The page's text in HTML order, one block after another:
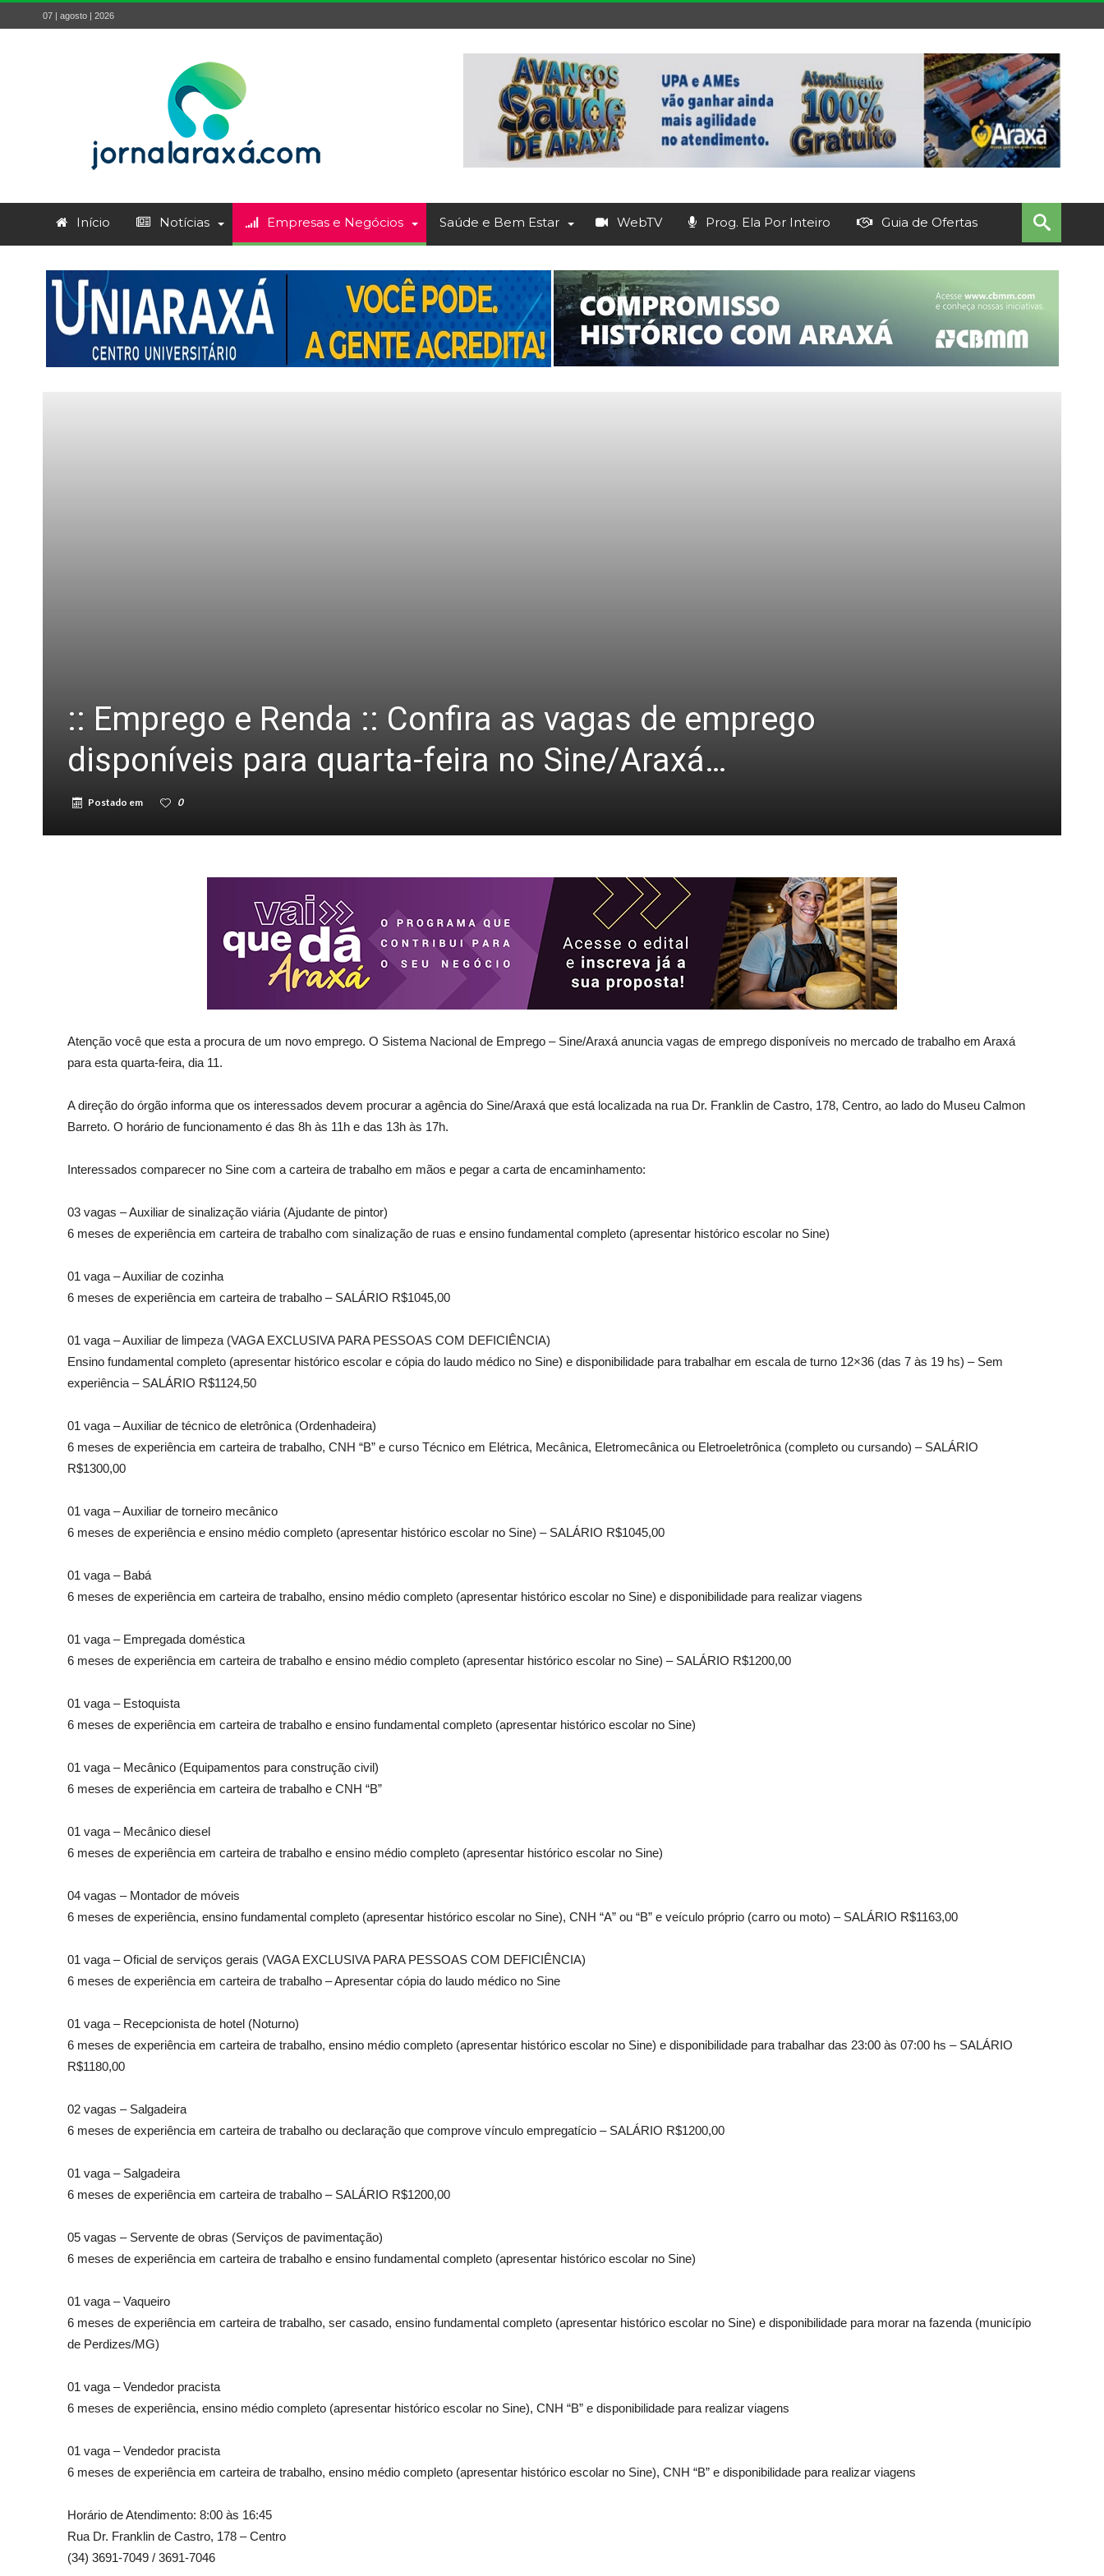
07 | agosto | 2026
Início Notícias Empresas e Negócios Saúde e Bem Estar WebTV Prog. Ela Por Inteiro Guia de Ofertas
:: Emprego e Renda :: Confira as vagas de emprego
disponíveis para quarta-feira no Sine/Araxá…
Postado em 0
Atenção você que esta a procura de um novo emprego. O Sistema Nacional de Emprego – Sine/Araxá anuncia vagas de emprego disponíveis no mercado de trabalho em Araxá
para esta quarta-feira, dia 11.
A direção do órgão informa que os interessados devem procurar a agência do Sine/Araxá que está localizada na rua Dr. Franklin de Castro, 178, Centro, ao lado do Museu Calmon
Barreto. O horário de funcionamento é das 8h às 11h e das 13h às 17h.
Interessados comparecer no Sine com a carteira de trabalho em mãos e pegar a carta de encaminhamento:
03 vagas – Auxiliar de sinalização viária (Ajudante de pintor)
6 meses de experiência em carteira de trabalho com sinalização de ruas e ensino fundamental completo (apresentar histórico escolar no Sine)
01 vaga – Auxiliar de cozinha
6 meses de experiência em carteira de trabalho – SALÁRIO R$1045,00
01 vaga – Auxiliar de limpeza (VAGA EXCLUSIVA PARA PESSOAS COM DEFICIÊNCIA)
Ensino fundamental completo (apresentar histórico escolar e cópia do laudo médico no Sine) e disponibilidade para trabalhar em escala de turno 12×36 (das 7 às 19 hs) – Sem
experiência – SALÁRIO R$1124,50
01 vaga – Auxiliar de técnico de eletrônica (Ordenhadeira)
6 meses de experiência em carteira de trabalho, CNH “B” e curso Técnico em Elétrica, Mecânica, Eletromecânica ou Eletroeletrônica (completo ou cursando) – SALÁRIO
R$1300,00
01 vaga – Auxiliar de torneiro mecânico
6 meses de experiência e ensino médio completo (apresentar histórico escolar no Sine) – SALÁRIO R$1045,00
01 vaga – Babá
6 meses de experiência em carteira de trabalho, ensino médio completo (apresentar histórico escolar no Sine) e disponibilidade para realizar viagens
01 vaga – Empregada doméstica
6 meses de experiência em carteira de trabalho e ensino médio completo (apresentar histórico escolar no Sine) – SALÁRIO R$1200,00
01 vaga – Estoquista
6 meses de experiência em carteira de trabalho e ensino fundamental completo (apresentar histórico escolar no Sine)
01 vaga – Mecânico (Equipamentos para construção civil)
6 meses de experiência em carteira de trabalho e CNH “B”
01 vaga – Mecânico diesel
6 meses de experiência em carteira de trabalho e ensino médio completo (apresentar histórico escolar no Sine)
04 vagas – Montador de móveis
6 meses de experiência, ensino fundamental completo (apresentar histórico escolar no Sine), CNH “A” ou “B” e veículo próprio (carro ou moto) – SALÁRIO R$1163,00
01 vaga – Oficial de serviços gerais (VAGA EXCLUSIVA PARA PESSOAS COM DEFICIÊNCIA)
6 meses de experiência em carteira de trabalho – Apresentar cópia do laudo médico no Sine
01 vaga – Recepcionista de hotel (Noturno)
6 meses de experiência em carteira de trabalho, ensino médio completo (apresentar histórico escolar no Sine) e disponibilidade para trabalhar das 23:00 às 07:00 hs – SALÁRIO
R$1180,00
02 vagas – Salgadeira
6 meses de experiência em carteira de trabalho ou declaração que comprove vínculo empregatício – SALÁRIO R$1200,00
01 vaga – Salgadeira
6 meses de experiência em carteira de trabalho – SALÁRIO R$1200,00
05 vagas – Servente de obras (Serviços de pavimentação)
6 meses de experiência em carteira de trabalho e ensino fundamental completo (apresentar histórico escolar no Sine)
01 vaga – Vaqueiro
6 meses de experiência em carteira de trabalho, ser casado, ensino fundamental completo (apresentar histórico escolar no Sine) e disponibilidade para morar na fazenda (município
de Perdizes/MG)
01 vaga – Vendedor pracista
6 meses de experiência, ensino médio completo (apresentar histórico escolar no Sine), CNH “B” e disponibilidade para realizar viagens
01 vaga – Vendedor pracista
6 meses de experiência em carteira de trabalho, ensino médio completo (apresentar histórico escolar no Sine), CNH “B” e disponibilidade para realizar viagens
Horário de Atendimento: 8:00 às 16:45
Rua Dr. Franklin de Castro, 178 – Centro
(34) 3691-7049 / 3691-7046